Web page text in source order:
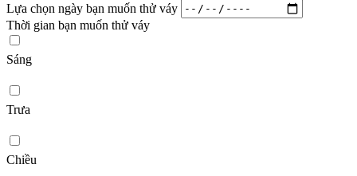
Lựa chọn ngày bạn muốn thử váy
Thời gian bạn muốn thử váy
Sáng
Trưa
Chiều